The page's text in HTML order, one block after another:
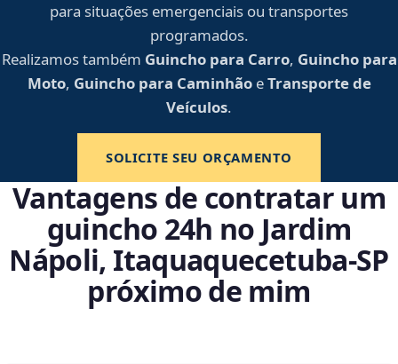
para situações emergenciais ou transportes
programados.
Realizamos também Guincho para Carro, Guincho para
Moto, Guincho para CaminhãoeTransporte de
Veículos.
SOLICITE SEU ORÇAMENTO
Vantagens de contratar um
guincho 24h no Jardim
Nápoli, Itaquaquecetuba‑SP
próximo de mim